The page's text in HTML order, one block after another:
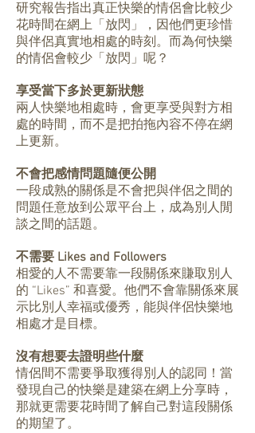
研究報告指出真正快樂的情侶會比較少
花時間在網上「放閃」，因他們更珍惜
與伴侶真實地相處的時刻。而為何快樂
的情侶會較少「放閃」呢？
享受當下多於更新狀態
兩人快樂地相處時，會更享受與對方相
處的時間，而不是把拍拖內容不停在網
上更新。
不會把感情問題隨便公開
一段成熟的關係是不會把與伴侶之間的
問題任意放到公眾平台上，成為別人閒
談之間的話題。
不需要 Likes and Followers
相愛的人不需要靠一段關係來賺取別人
的 “Likes” 和喜愛。他們不會靠關係來展
示比別人幸福或優秀，能與伴侶快樂地
相處才是目標。
沒有想要去證明些什麼
情侶間不需要爭取獲得別人的認同！當
發現自己的快樂是建築在網上分享時，
那就更需要花時間了解自己對這段關係
的期望了。